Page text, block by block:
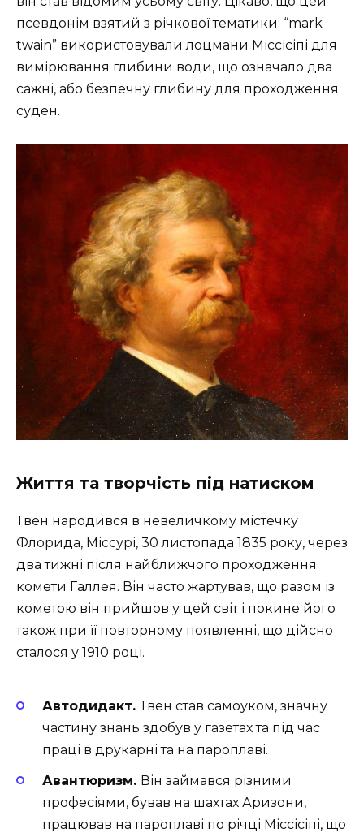
псевдонім взятий з річкової тематики: “mark
twain” використовували лоцмани Міссісіпі для
вимірювання глибини води, що означало два
сажні, або безпечну глибину для проходження
суден.
Життя та творчість під натиском
Твен народився в невеличкому містечку
Флорида, Міссурі, 30 листопада 1835 року, через
два тижні після найближчого проходження
комети Галлея. Він часто жартував, що разом із
кометою він прийшов у цей світ і покине його
також при її повторному появленні, що дійсно
сталося у 1910 році.
Автодидакт.Твен став самоуком, значну
частину знань здобув у газетах та під час
праці в друкарні та на пароплаві.
Авантюризм. Він займався різними
професіями, бував на шахтах Аризони,
працював на пароплаві по річці Міссісіпі, що